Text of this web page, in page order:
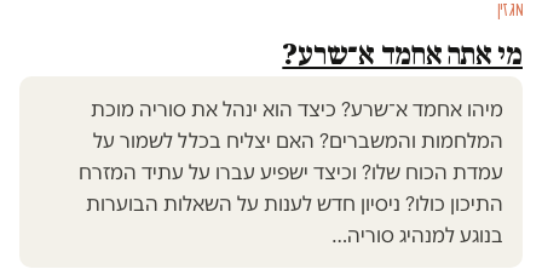
מגזין
מי אתה אחמד א־שרע?
מיהו אחמד א־שרע? כיצד הוא ינהל את סוריה מוכת
המלחמות והמשברים? האם יצליח בכלל לשמור על
עמדת הכוח שלו? וכיצד ישפיע עברו על עתיד המזרח
התיכון כולו? ניסיון חדש לענות על השאלות הבוערות
בנוגע למנהיג סוריה…